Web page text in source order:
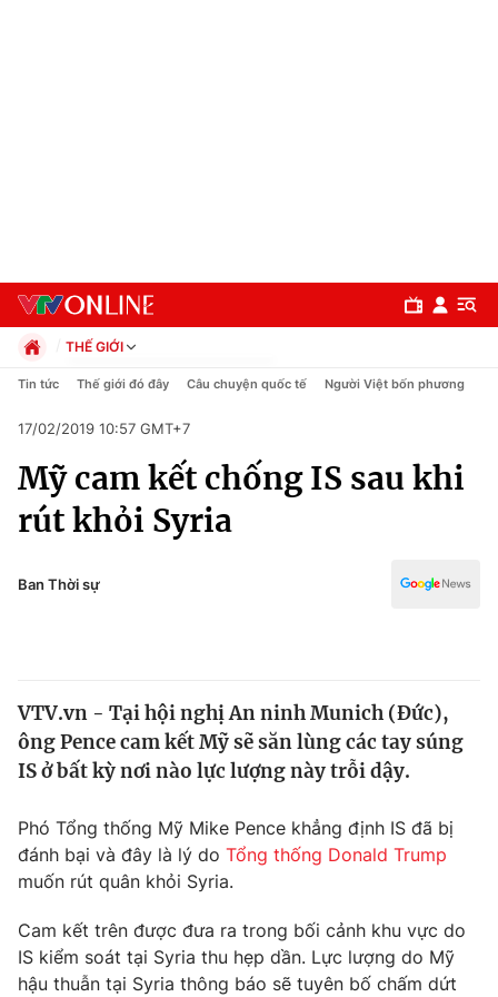
Chuyên mục
Chính trị
Thế giới
Thế giới đó đây
Câu chuyện quốc tế
Kinh tế
Tài chính
Thị trường
Góc doanh nghiệp
Dữ liệu và đời sống
Truyền hình
THẾ GIỚI
Chính trị
Pháp luật
Kinh tế
Thể thao
Truyền hình
Y tế
Tin tức Thế giới đó đây Câu chuyện quốc tế Người Việt bốn phương
17/02/2019 10:57 GMT+7
Mỹ cam kết chống IS sau khi
rút khỏi Syria
Ban Thời sự
VTV.vn - Tại hội nghị An ninh Munich (Đức),
ông Pence cam kết Mỹ sẽ săn lùng các tay súng
IS ở bất kỳ nơi nào lực lượng này trỗi dậy.
Phó Tổng thống Mỹ Mike Pence khẳng định IS đã bị
đánh bại và đây là lý do Tổng thống Donald Trump
muốn rút quân khỏi Syria.
Cam kết trên được đưa ra trong bối cảnh khu vực do
IS kiểm soát tại Syria thu hẹp dần. Lực lượng do Mỹ
hậu thuẫn tại Syria thông báo sẽ tuyên bố chấm dứt